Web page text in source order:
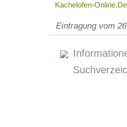
Kachelofen-Online.de
Eintragung vom